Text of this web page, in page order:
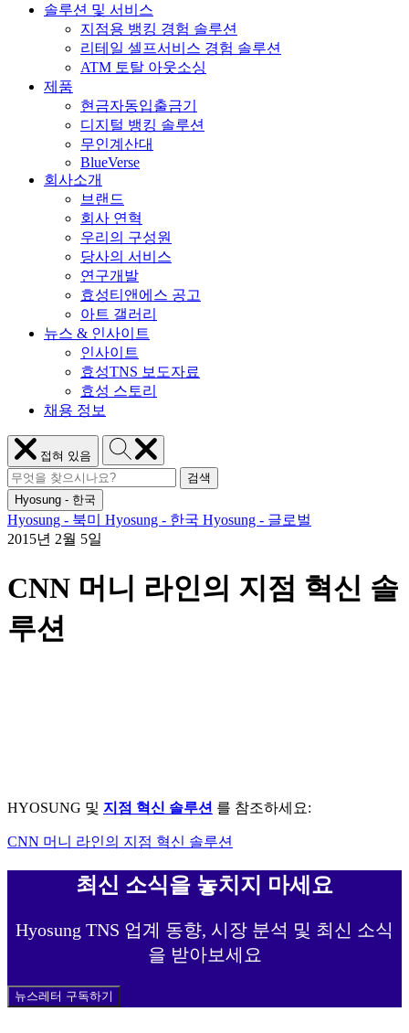
기
솔루션 및 서비스
지점용 뱅킹 경험 솔루션
리테일 셀프서비스 경험 솔루션
ATM 토탈 아웃소싱
제품
현금자동입출금기
디지털 뱅킹 솔루션
무인계산대
BlueVerse
회사소개
브랜드
회사 연혁
우리의 구성원
당사의 서비스
연구개발
효성티앤에스 공고
아트 갤러리
뉴스 & 인사이트
인사이트
효성TNS 보도자료
효성 스토리
채용 정보
메
뉴
닫
기
접혀 있음
Hyosung
검
색
검
색
어:
Hyosung
검
검색
Hyosung - 한국
Hyosung - 북미 Hyosung - 한국 Hyosung - 글로벌
2015년 2월 5일
CNN 머니 라인의 지점 혁신 솔
루션
HYOSUNG 및 지점 혁신 솔루션 를 참조하세요:
CNN 머니 라인의 지점 혁신 솔루션
최신 소식을 놓치지 마세요
Hyosung TNS 업계 동향, 시장 분석 및 최신 소식
을 받아보세요
뉴스레터 구독하기